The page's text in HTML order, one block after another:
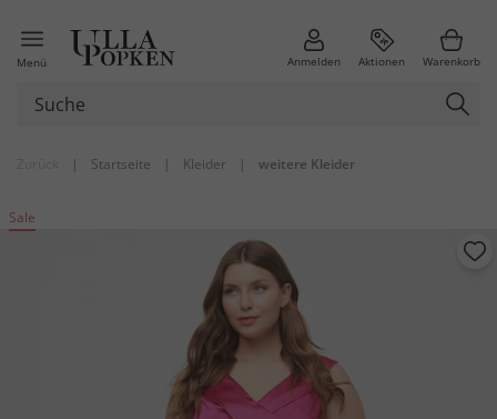
Menü Anmelden Aktionen Warenkorb
| Startseite | Kleider | weitere Kleider
Sale